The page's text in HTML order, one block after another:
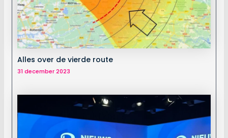
Alles over de vierde route
31 december 2023